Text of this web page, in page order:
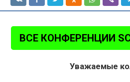
ВСЕ КОНФЕРЕНЦИИ
Уважаемые